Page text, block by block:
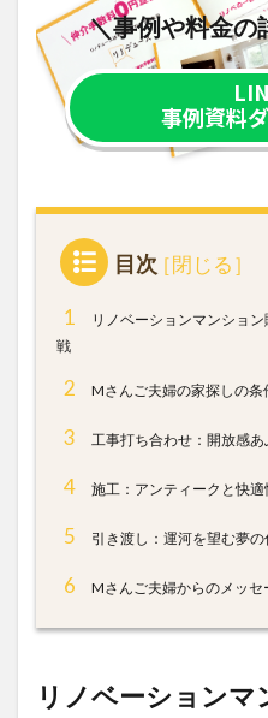
＼事例や料金の
事例資料
目次
1
リノベーションマンショ
戦
2 Mさんご夫婦の家探しの条
3 工事打ち合わせ：開放感
4 施工：アンティークと快適
5 引き渡し：運河を望む夢の
6 Mさんご夫婦からのメッセ
リノベーションマ